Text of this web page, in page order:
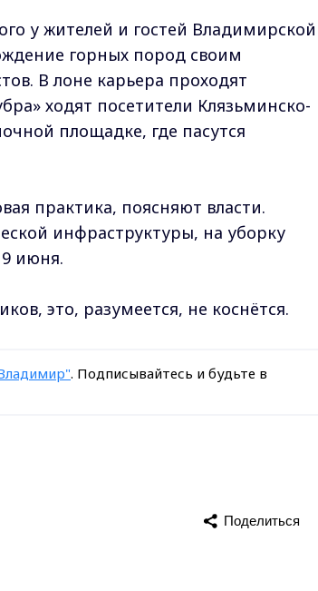
у жителей и гостей Владимирской
горных пород своим
В лоне карьера проходят
ходят посетители Клязьминско-
площадке, где пасутся
практика, поясняют власти.
инфраструктуры, на уборку
июня.
это, разумеется, не коснётся.
. Подписывайтесь и будьте в
Поделиться